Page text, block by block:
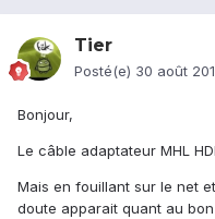
Tier
Posté(e) 30 août
Bonjour,
Le câble adaptateur MHL
Mais en fouillant sur le net
doute apparait quant au